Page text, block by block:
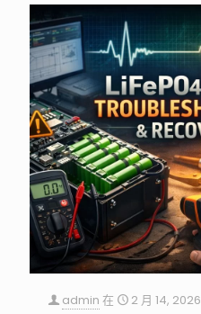
admin 在
2 月 14, 2026